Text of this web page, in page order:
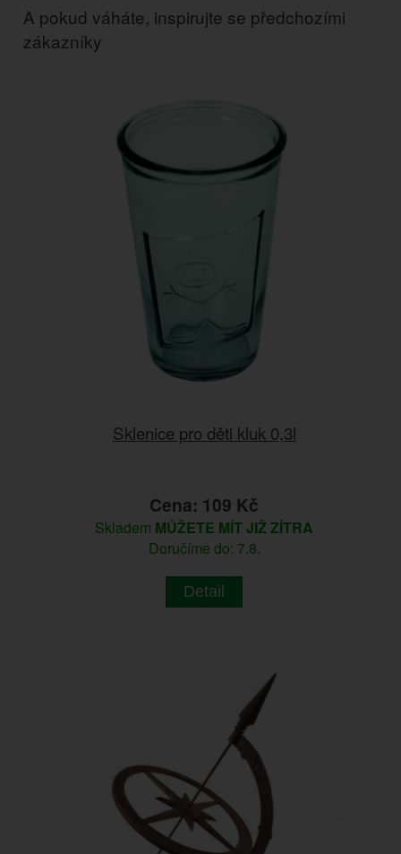
A pokud váháte, inspirujte se předchozími
zákazníky
Sklenice pro děti kluk 0,3l
Cena: 109 Kč
Skladem MŮŽETE MÍT JIŽ ZÍTRA
Doručíme do: 7.8.
Detail